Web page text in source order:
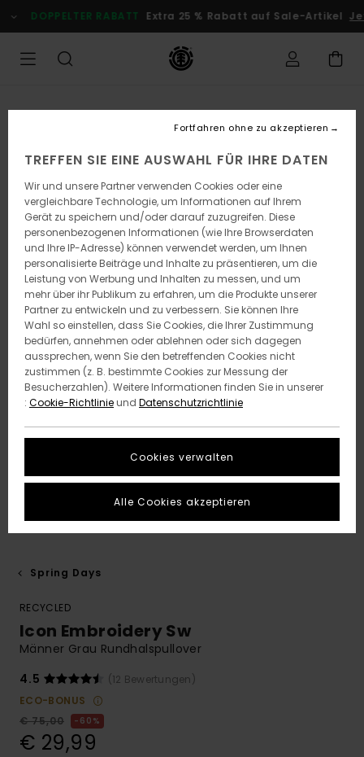
zur
Produktinformation
DOPPELTER RABATT Extra 25 % Rabatt auf Sale-Artikel
Spring Days
RECYCLED
Icon Embroidery Sw
Männer Grau Rundhalspullover
4.5
(12 Bewertungen)
ECO-BONUS
€ 75,00
60%
€ 29,99
TREFFEN SIE EINE AUSWAHL FÜR IHRE DATEN
Wir und unsere Partner verwenden Cookies oder eine
vergleichbare Technologie, um Informationen auf Ihrem
Gerät zu speichern und/oder darauf zuzugreifen. Diese
personenbezogenen Informationen (wie Ihre Browserdaten
und Ihre IP-Adresse) können verwendet werden, um Ihnen
personalisierte Beiträge und Inhalte zu präsentieren, um die
Leistung von Werbung und Inhalten zu messen, und um
mehr über ihr Publikum zu erfahren, um die Produkte unserer
Partner zu entwickeln und zu verbessern. Sie können Ihre
Wahl so einstellen, dass Sie Cookies, die Ihrer Zustimmung
bedürfen, annehmen oder ablehnen oder sich dagegen
aussprechen, wenn Sie den betreffenden Cookies nicht
zustimmen (z. B. bestimmte Cookies zur Messung der
Besucherzahlen). Weitere Informationen finden Sie in unserer
: Cookie-Richtlinieund Datenschutzrichtlinie
Cookies verwalten
Fortfahren ohne zu akzeptieren
Alle Cookies akzeptieren